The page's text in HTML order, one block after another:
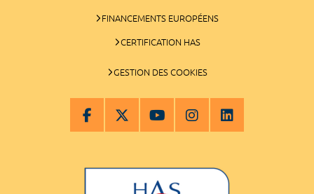
FINANCEMENTS EUROPÉENS
CERTIFICATION HAS
GESTION DES COOKIES